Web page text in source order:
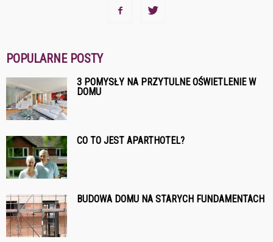
POPULARNE POSTY
3 POMYSŁY NA PRZYTULNE OŚWIETLENIE W
DOMU
CO TO JEST APARTHOTEL?
BUDOWA DOMU NA STARYCH FUNDAMENTACH